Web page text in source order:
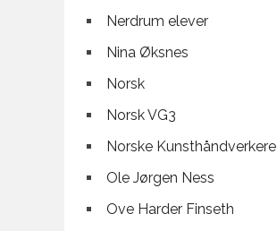
Nerdrum elever
Nina Øksnes
Norsk
Norsk VG3
Norske Kunsthåndverkere
Ole Jørgen Ness
Ove Harder Finseth